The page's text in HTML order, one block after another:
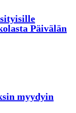
Päivälän
myydyin